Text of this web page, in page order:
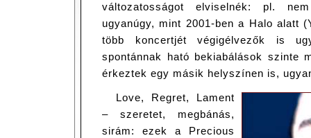
változatosságot elviselnék: pl.
ugyanúgy, mint 2001-ben a Halo alatt
több koncertjét végigélvezők is
spontánnak ható bekiabálások szinte
érkeztek egy másik helyszínen is,
Love, Regret, Lament
– szeretet, megbánás,
sirám: ezek a Precious